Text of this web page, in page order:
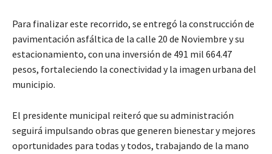
Para finalizar este recorrido, se entregó la construcción de
pavimentación asfáltica de la calle 20 de Noviembre y su
estacionamiento, con una inversión de 491 mil 664.47
pesos, fortaleciendo la conectividad y la imagen urbana del
municipio.
El presidente municipal reiteró que su administración
seguirá impulsando obras que generen bienestar y mejores
oportunidades para todas y todos, trabajando de la mano